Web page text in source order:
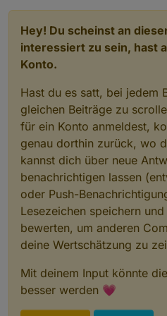
Windgeschwindigkeit
Windgeschwindigkeit
Windböengeschwindigkeit
Windböe max.
Windrichtung
Windrichtung 10min
Luftdruck absolut
Luftdruck relativ
Regenrate
Regenereignis
Regenstatus
Regen seit
Regen Stunde
Regen Tag
Regen Woche
Regen Monat
Regen Gesamt
Sättigungsdefizit
Hey! Du scheinst an
interessiert zu sein, hast
Konto.
Hast du es satt, bei jedem
gleichen Beiträge zu
für ein Konto anmeldest,
genau dorthin zurück, wo
kannst dich über neue
benachrichtigen lassen
oder Push-
Lesezeichen speichern
bewerten, um anderen
deine Wertschätzung zu
Mit deinem Input könnte
besser werden 💗